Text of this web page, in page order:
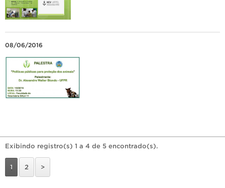
08/06/2016
Exibindo registro(s) 1 a 4 de 5 encontrado(s).
1 2 >